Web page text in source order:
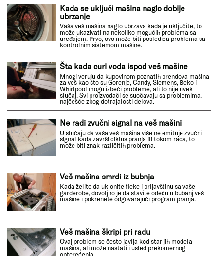
Kada se uključi mašina naglo dobije
ubrzanje
Vaša veš mašina naglo ubrzava kada je uključite, to
može ukazivati na nekoliko mogućih problema sa
uređajem. Prvo, ovo može biti posledica problema sa
kontrolnim sistemom mašine.
Šta kada curi voda ispod veš mašine
Mnogi veruju da kupovinom poznatih brendova mašina
za veš kao što su Gorenje, Candy, Siemens, Beko i
Whirlpool mogu izbeći probleme, ali to nije uvek
slučaj. Svi proizvođači se suočavaju sa problemima,
najčešće zbog dotrajalosti delova.
Ne radi zvučni signal na veš mašini
U slučaju da vaša veš mašina više ne emituje zvučni
signal kada završi ciklus pranja ili tokom rada, to
može biti znak različitih problema.
Veš mašina smrdi iz bubnja
Kada želite da uklonite fleke i prljavštinu sa vaše
garderobe, dovoljno je da stavite odeću u bubanj veš
mašine i pokrenete odgovarajući program pranja.
Veš mašina škripi pri radu
Ovaj problem se često javlja kod starijih modela
mašina, ali može nastati i usled prekomernog
opterećenja.